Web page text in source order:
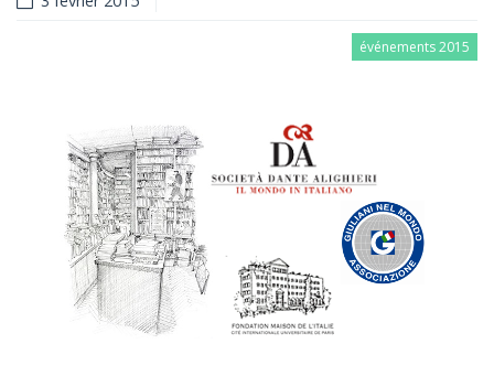
événements 2015